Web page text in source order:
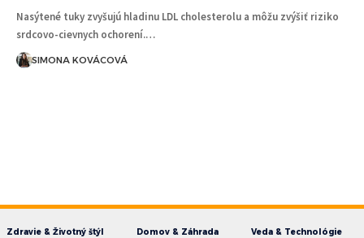
Nasýtené tuky zvyšujú hladinu LDL cholesterolu a môžu zvýšiť riziko
srdcovo-cievnych ochorení.…
SIMONA KOVÁCOVÁ
Zdravie & Životný štýl Domov & Záhrada
Veda & Technológie